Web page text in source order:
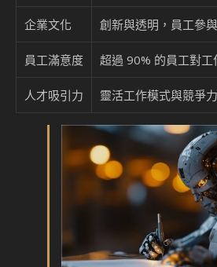
企業文化 創新與透明，員工參
員工滿意度 超過 90% 的員工對工
人才吸引力 靈活工作模式與競爭